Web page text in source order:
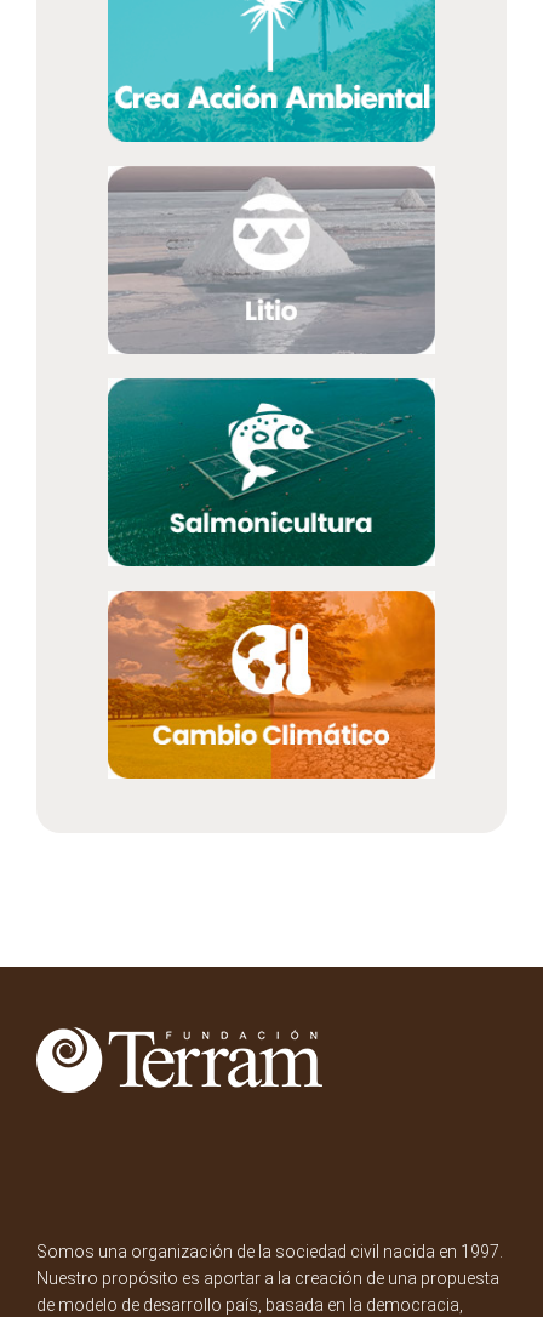
Somos una organización de la sociedad civil nacida en 1997.
Nuestro propósito es aportar a la creación de una propuesta
de modelo de desarrollo país, basada en la democracia,